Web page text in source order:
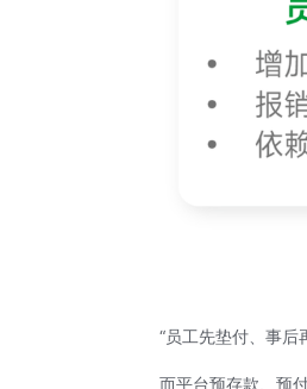
“员工先垫付、事后
而平台预存款、预